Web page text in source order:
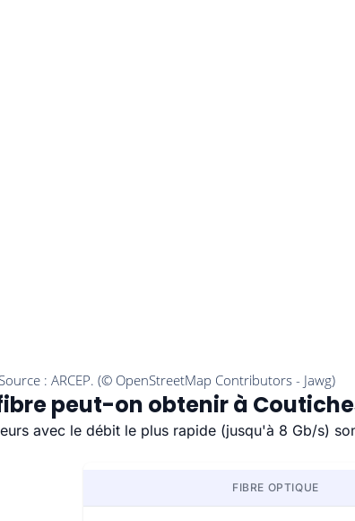
peut-on obtenir à
avec le débit le plus rapide (jusqu'à 8 Gb/s)
FIBRE OPTIQUE